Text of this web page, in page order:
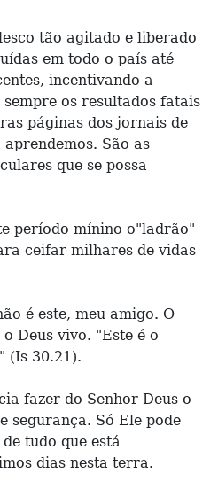
tão agitado e liberado
em todo o país até
incentivando a
os resultados fatais
páginas dos jornais de
São as
que se possa
período mínino o"ladrão"
ceifar milhares de vidas
é este, meu amigo. O
Deus vivo. "Este é o
(Is 30.21).
fazer do Senhor Deus o
segurança. Só Ele pode
tudo que está
dias nesta terra.